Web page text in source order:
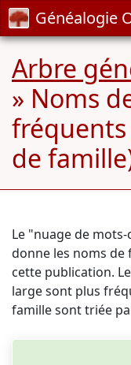
Généalogie
Arbre
» Noms
de
Le "nuage de
donne les noms de
cette publication.
large sont plus
famille sont triée